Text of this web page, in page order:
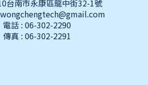
台南市永康區龍中街32-1號
電話 : 06-302-2290
傳真 : 06-302-2291